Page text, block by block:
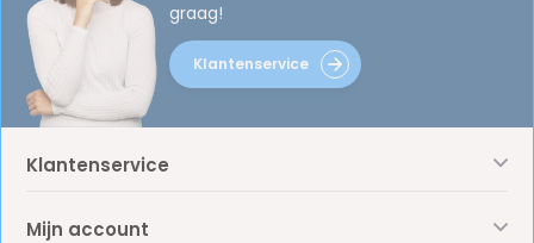
graag!
Klantenservice
Klantenservice
Mijn account